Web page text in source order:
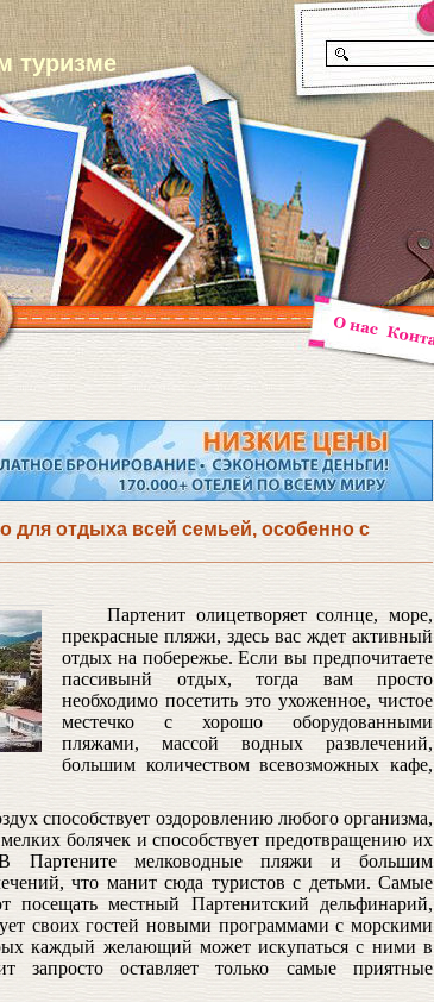
туризме
для отдыха всей семьей, особенно с
Партенит олицетворяет солнце, море,
прекрасные пляжи, здесь вас ждет активный
отдых на побережье. Если вы предпочитаете
пассивынй отдых, тогда вам просто
необходимо посетить это ухоженное, чистое
местечко с хорошо оборудованными
пляжами, массой водных развлечений,
большим количеством всевозможных кафе,
способствует оздоровлению любого организма,
болячек и способствует предотвращению их
Партените мелководные пляжи и большим
что манит сюда туристов с детьми. Самые
посещать местный Партенитский дельфинарий,
своих гостей новыми программами с морскими
каждый желающий может искупаться с ними в
запросто оставляет только самые приятные